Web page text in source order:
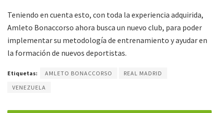
Teniendo en cuenta esto, con toda la experiencia adquirida,
Amleto Bonaccorso ahora busca un nuevo club, para poder
implementar su metodología de entrenamiento y ayudar en
la formación de nuevos deportistas.
Etiquetas: AMLETO BONACCORSO
REAL MADRID
VENEZUELA